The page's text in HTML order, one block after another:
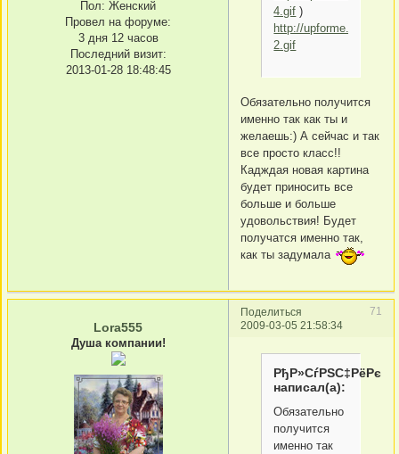
Пол: Женский
Провел на форуме:
3 дня 12 часов
Последний визит:
2013-01-28 18:48:45
4.gif )
http://upforme.ru/
2.gif
Обязательно получится
именно так как ты и
желаешь:) А сейчас и так
все просто класс!!
Кадждая новая картина
будет приносить все
больше и больше
удовольствия! Будет
получатся именно так,
как ты задумала
Поделиться
71
2009-03-05 21:58:34
Lora555
Душа компании!
РђР»СѓРЅС‡РёРє
написал(а):
Обязательно
получится
именно так